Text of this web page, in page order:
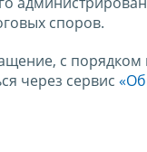
споров.
с порядком
через сервис